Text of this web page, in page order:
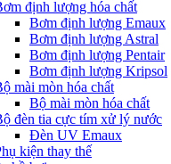
định lượng hóa chất
Bơm định lượng Emaux
Bơm định lượng Astral
Bơm định lượng Pentair
Bơm định lượng Kripsol
mài mòn hóa chất
Bộ mài mòn hóa chất
đèn tia cực tím xử lý nước
Đèn UV Emaux
kiện thay thế